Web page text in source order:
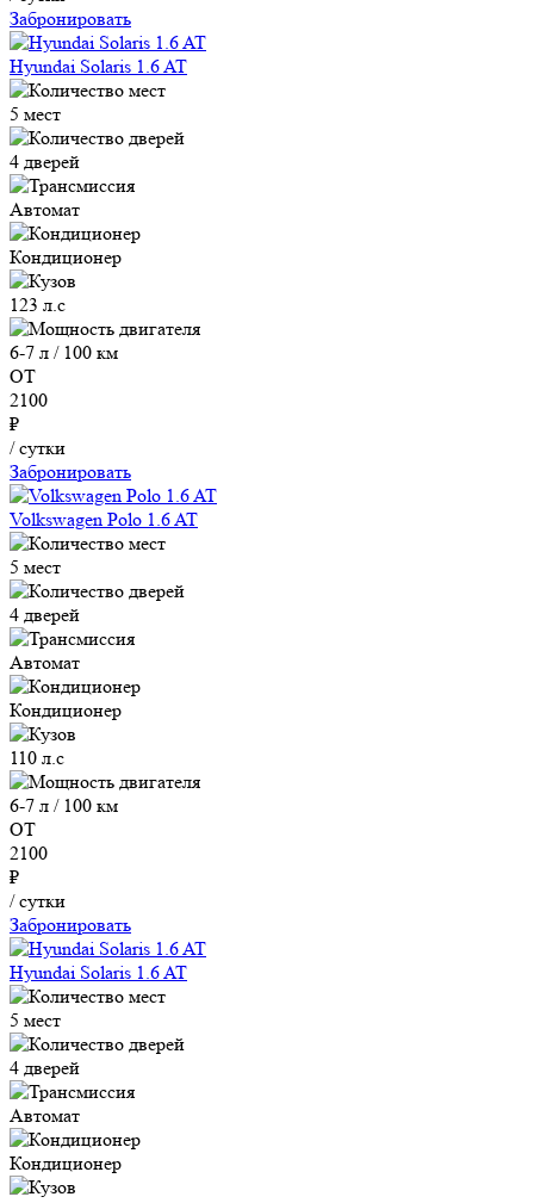
Забронировать
Hyundai Solaris 1.6 AT
5 мест
4 дверей
Автомат
Кондиционер
123 л.с
6-7 л / 100 км
ОТ
2100
₽
/ сутки
Забронировать
Volkswagen Polo 1.6 AT
5 мест
4 дверей
Автомат
Кондиционер
110 л.с
6-7 л / 100 км
ОТ
2100
₽
/ сутки
Забронировать
Hyundai Solaris 1.6 AT
5 мест
4 дверей
Автомат
Кондиционер